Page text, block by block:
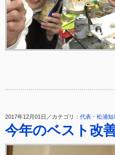
2017年12月01日／カテゴリ： 代表・松浦知
今年のベスト改